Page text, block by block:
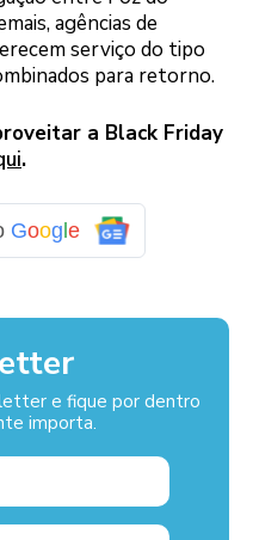
agências de
serviço do tipo
para retorno.
a Black Friday
.
Goog e
e fique por dentro
importa.